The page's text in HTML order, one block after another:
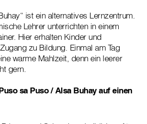
ist ein alternatives Lernzentrum.
Lehrer unterrichten in einem
Hier erhalten Kinder und
zu Bildung. Einmal am Tag
warme Mahlzeit, denn ein leerer
gern.
sa Puso / Alsa Buhay auf einen